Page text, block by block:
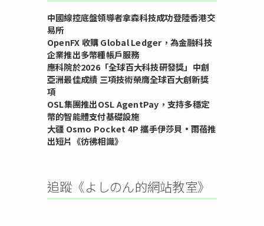
中國線控底盤領導者拿森科技成功登陸香港交
易所
OpenFX 收購 Global Ledger，為金融科技
企業推出多幣種帳戶服務
應科院於2026「全球百大科技研發獎」中創
亞洲最佳成績 三項技術榮膺全球百大創新獎
項
OSL集團推出OSL AgentPay，支持多穩定
幣的智能體支付基礎設施
大疆 Osmo Pocket 4P 攜手伊莎貝•雨蓓推
出短片《彷彿相識》
追蹤《よしのん的網站教室》